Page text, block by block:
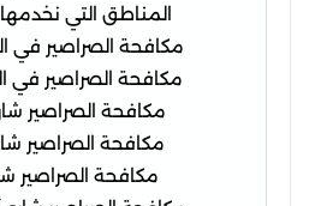
المناطق التي
مكافحة الصراصير في
مكافحة الصراصير في
مكافحة الصراصير شارع 26
مكافحة الصراصير
مكافحة الصراصير